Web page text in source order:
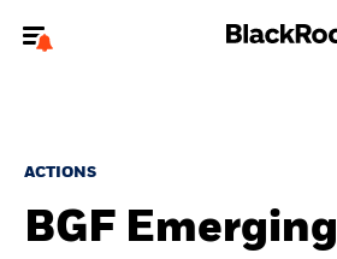
Nous connaître
ACTIONS
BGF Emerging